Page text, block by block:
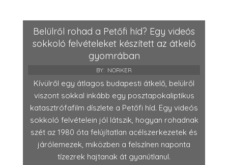
Belülről rohad a Petőfi híd? Egy videós
sokkoló felvételeket készített az átkelő
gyomrában
BY: NORKER
Kívülről egy átlagos budapesti átkelő, belülről
viszont sokkal inkább egy posztapokaliptikus
katasztrófafilm díszlete a Petőfi híd. Egy videós
sokkoló felvételein jól látszik, hogyan rohadnak
szét az 1980 óta felújítatlan acélszerkezetek és
járólemezek, miközben a felszínen naponta
tízezrek hajtanak át gyanútlanul.